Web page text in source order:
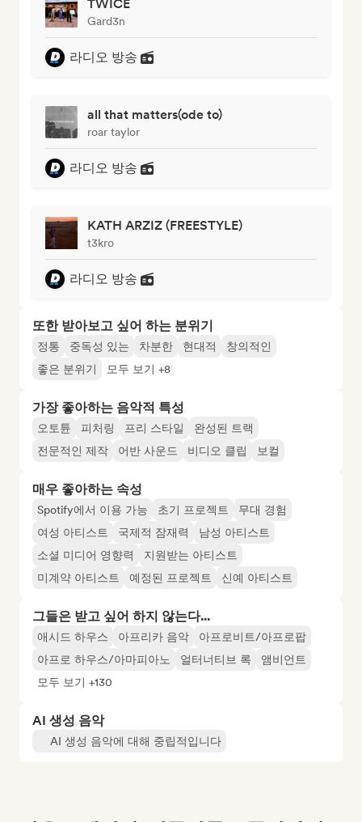
TWICE
Gard3n
라디오 방송
all that matters(ode to)
roar taylor
라디오 방송
KATH ARZIZ (FREESTYLE)
t3kro
라디오 방송
또한 받아보고 싶어 하는 분위기
정통 중독성 있는 차분한 현대적
창의적인
좋은 분위기
모두 보기 +8
가장 좋아하는 음악적 특성
오토튠 피처링 프리 스타일
완성된 트랙
전문적인 제작
어반 사운드 비디오 클립 보컬
매우 좋아하는 속성
Spotify에서 이용 가능 초기 프로젝트
무대 경험
여성 아티스트
국제적 잠재력
남성 아티스트
소셜 미디어 영향력
지원받는 아티스트
미계약 아티스트
예정된 프로젝트 신예 아티스트
그들은 받고 싶어 하지 않는다...
애시드 하우스 아프리카 음악
아프로비트/아프로팝
아프로 하우스/아마피아노
얼터너티브 록
앰비언트
모두 보기 +130
AI 생성 음악
AI 생성 음악에 대해 중립적입니다